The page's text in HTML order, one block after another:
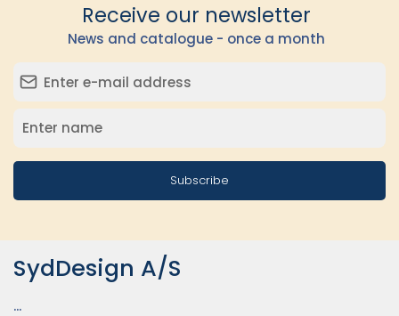
Receive our newsletter
News and catalogue - once a month
Subscribe
SydDesign A/S
...